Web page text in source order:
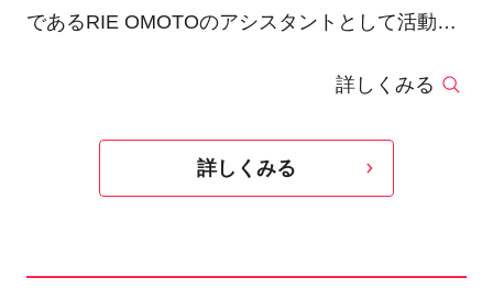
であるRIE OMOTOのアシスタントとして活動を
VOGUE（us）、Harperʼs Bazaar（us）、
NY COLLECTIONのバックステージに参加。独立
し帰国後、アーティストエージェンシー3rdに所
詳しくみる
詳しくみる